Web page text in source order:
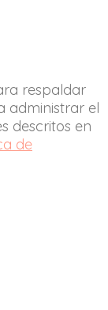
respaldar
administrar el
descritos en
de